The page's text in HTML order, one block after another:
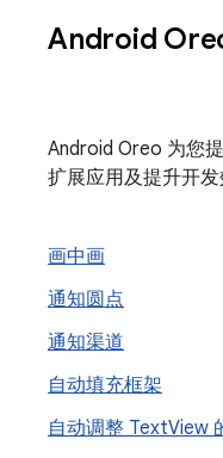
Android
Android Oreo 为您
扩展应用及提升开发
画中画
通知圆点
通知渠道
自动填充框架
自动调整 TextView